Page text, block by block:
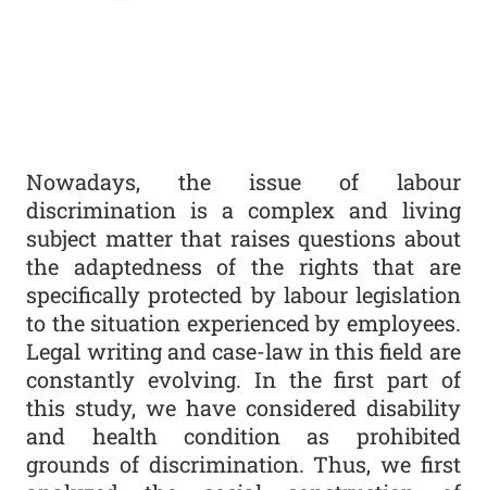
Nowadays, the issue of labour
discrimination is a complex and living
subject matter that raises questions about
the adaptedness of the rights that are
specifically protected by labour legislation
to the situation experienced by employees.
Legal writing and case-law in this field are
constantly evolving. In the first part of
this study, we have considered disability
and health condition as prohibited
grounds of discrimination. Thus, we first